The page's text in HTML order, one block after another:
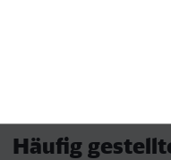
08-06 01:23
Häufig